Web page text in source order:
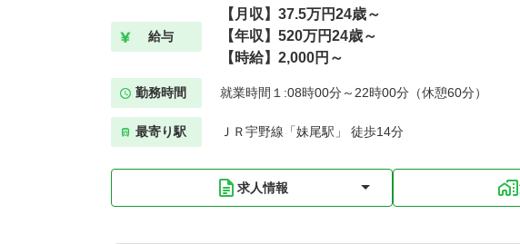
給与
【月収】37.5万円24歳～
【年収】520万円24歳～
【時給】2,000円～
勤務時間 就業時間１:08時00分～22時00分（休憩60分）
最寄り駅 ＪＲ宇野線「妹尾駅」 徒歩14分
求人情報